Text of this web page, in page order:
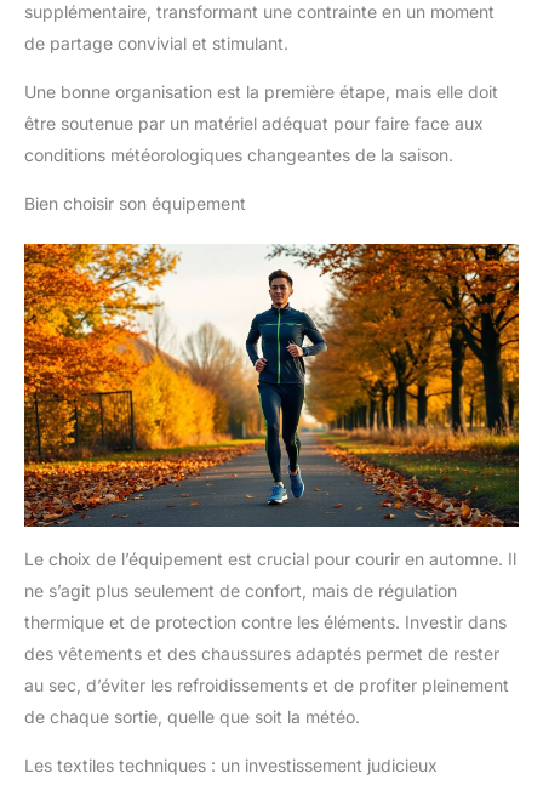
supplémentaire, transformant une contrainte en un moment
de partage convivial et stimulant.
Une bonne organisation est la première étape, mais elle doit
être soutenue par un matériel adéquat pour faire face aux
conditions météorologiques changeantes de la saison.
Bien choisir son équipement
Le choix de l’équipement est crucial pour courir en automne. Il
ne s’agit plus seulement de confort, mais de régulation
thermique et de protection contre les éléments. Investir dans
des vêtements et des chaussures adaptés permet de rester
au sec, d’éviter les refroidissements et de profiter pleinement
de chaque sortie, quelle que soit la météo.
Les textiles techniques : un investissement judicieux